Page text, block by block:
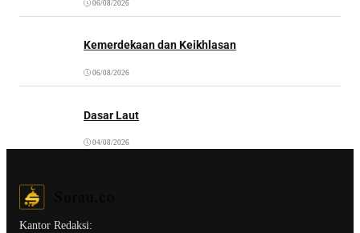
06/08/2026
Kemerdekaan dan Keikhlasan
06/08/2026
Dasar Laut
04/08/2026
Kantor Redaksi: